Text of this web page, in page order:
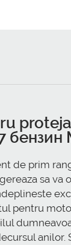
de prim
sa
pentru